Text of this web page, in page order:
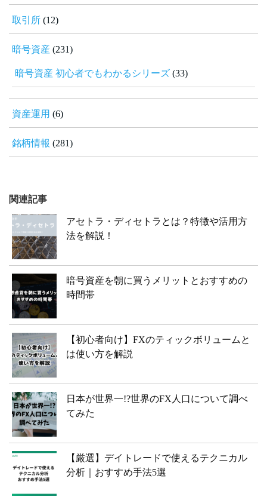
取引所 (12)
暗号資産 (231)
暗号資産 初心者でもわかるシリーズ (33)
資産運用 (6)
銘柄情報 (281)
関連記事
アセトラ・ディセトラとは？特徴や活用方
法を解説！
暗号資産を朝に買うメリットとおすすめの
時間帯
【初心者向け】FXのティックボリュームと
は使い方を解説
日本が世界一!?世界のFX人口について調べ
てみた
【厳選】デイトレードで使えるテクニカル
分析｜おすすめ手法5選